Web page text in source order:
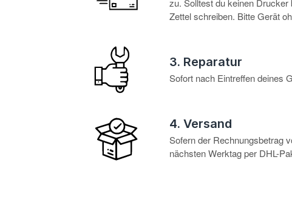
zu. Solltest du keinen
Zettel schreiben. Bitte Gerät
3. Reparatur
Sofort nach Eintreffen deines
4. Versand
Sofern der Rechnungsbetrag
nächsten Werktag per DHL-